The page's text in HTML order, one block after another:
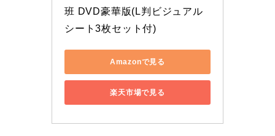
班 DVD豪華版(L判ビジュアル
シート3枚セット付)
Amazonで見る
楽天市場で見る